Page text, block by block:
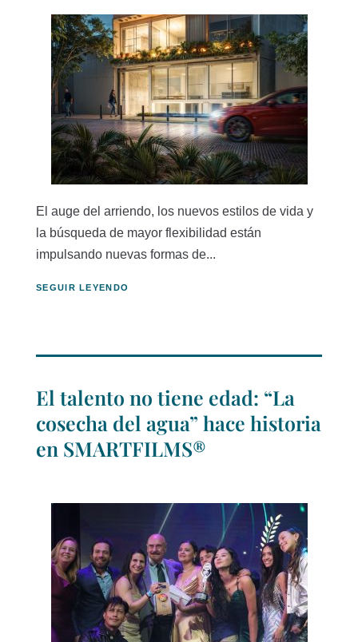
El auge del arriendo, los nuevos estilos de vida y
la búsqueda de mayor flexibilidad están
impulsando nuevas formas de...
SEGUIR LEYENDO
El talento no tiene edad: “La
cosecha del agua” hace historia
en SMARTFILMS®